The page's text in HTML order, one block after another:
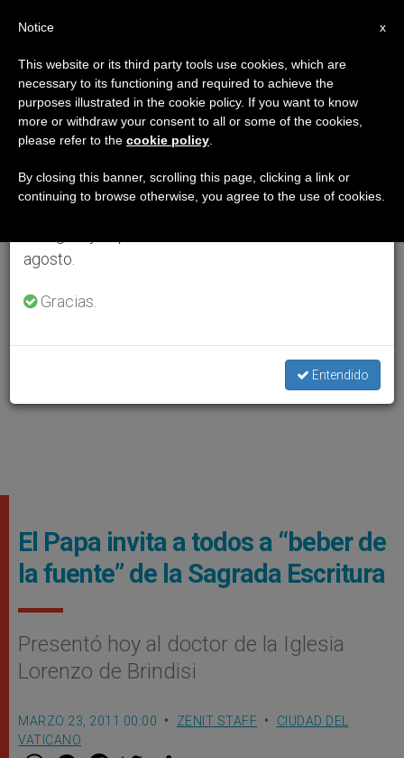
El Papa invita a todos a “beber de
la fuente” de la Sagrada Escritura
Presentó hoy al doctor de la Iglesia
Lorenzo de Brindisi
MARZO 23, 2011 00:00 ZENIT STAFF
CIUDAD DEL
VATICANO
×
Aviso importante
Del 27 de julio al 7 de agosto haremos la pausa
anual, aprovechando que en el periodo de verano
se generan menos informaciones y también el
agosto.
Gracias.
Entendido
x
Notice
This website or its third party tools use cookies, which are
necessary to its functioning and required to achieve the
purposes illustrated in the cookie policy. If you want to know
more or withdraw your consent to all or some of the cookies,
please refer to the cookie policy
By closing this banner, scrolling this page, clicking a link or
continuing to browse otherwise, you agree to the use of cookies.